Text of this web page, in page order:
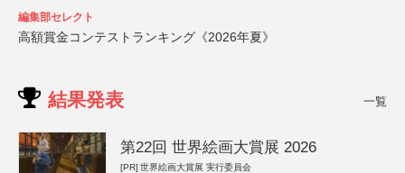
編集部セレクト
高額賞金コンテストランキング《2026年夏》
結果発表 一覧
第22回 世界絵画大賞展 2026
[PR] 世界絵画大賞展 実行委員会